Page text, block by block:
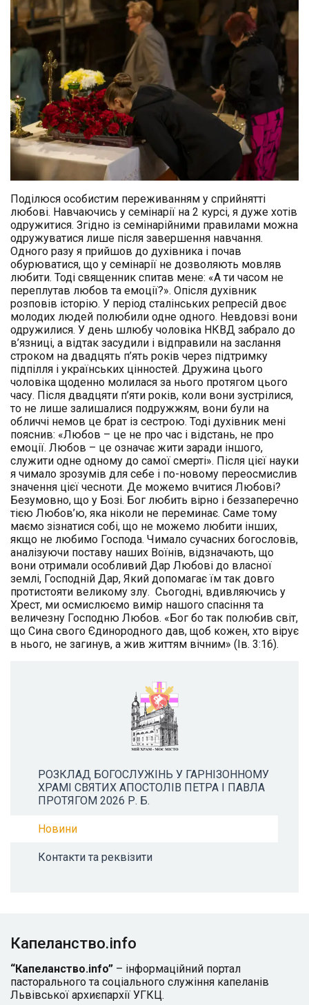
Поділюся особистим переживанням у сприйнятті
любові. Навчаючись у семінарії на 2 курсі, я дуже хотів
одружитися. Згідно із семінарійними правилами можна
одружуватися лише після завершення навчання.
Одного разу я прийшов до духівника і почав
обурюватися, що у семінарії не дозволяють мовляв
любити. Тоді священник спитав мене: «А ти часом не
переплутав любов та емоції?». Опісля духівник
розповів історію. У період сталінських репресій двоє
молодих людей полюбили одне одного. Невдовзі вони
одружилися. У день шлюбу чоловіка НКВД забрало до
в’язниці, а відтак засудили і відправили на заслання
строком на двадцять п’ять років через підтримку
підпілля і українських цінностей. Дружина цього
чоловіка щоденно молилася за нього протягом цього
часу. Після двадцяти п’яти років, коли вони зустрілися,
то не лише залишалися подружжям, вони були на
обличчі немов це брат із сестрою. Тоді духівник мені
пояснив: «Любов – це не про час і відстань, не про
емоції. Любов – це означає жити заради іншого,
служити одне одному до самої смерті». Після цієї науки
я чимало зрозумів для себе і по-новому переосмислив
значення цієї чесноти. Де можемо вчитися Любові?
Безумовно, що у Бозі. Бог любить вірно і беззаперечно
тією Любов’ю, яка ніколи не переминає. Саме тому
маємо зізнатися собі, що не можемо любити інших,
якщо не любимо Господа. Чимало сучасних богословів,
аналізуючи поставу наших Воїнів, відзначають, що
вони отримали особливий Дар Любові до власної
землі, Господній Дар, Який допомагає їм так довго
протистояти великому злу. Сьогодні, вдивляючись у
Хрест, ми осмислюємо вимір нашого спасіння та
величезну Господню Любов. «Бог бо так полюбив світ,
що Сина свого Єдинородного дав, щоб кожен, хто вірує
в нього, не загинув, а жив життям вічним» (Ів. 3:16).
РОЗКЛАД БОГОСЛУЖІНЬ У ГАРНІЗОННОМУ
ХРАМІ СВЯТИХ АПОСТОЛІВ ПЕТРА І ПАВЛА
ПРОТЯГОМ 2026 Р. Б.
Новини
Контакти та реквізити
Капеланство.info
“Капеланство.info” – інформаційний портал
пасторального та соціального служіння капеланів
Львівської архиєпархії УГКЦ.